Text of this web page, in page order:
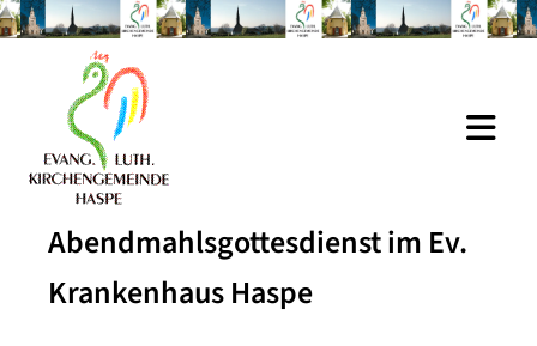
Abendmahlsgottesdienst im Ev.
Krankenhaus Haspe